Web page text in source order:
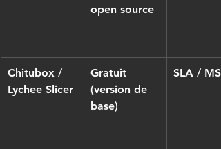
open source
Chitubox /
Lychee Slicer
Gratuit
(version de
base)
SLA /